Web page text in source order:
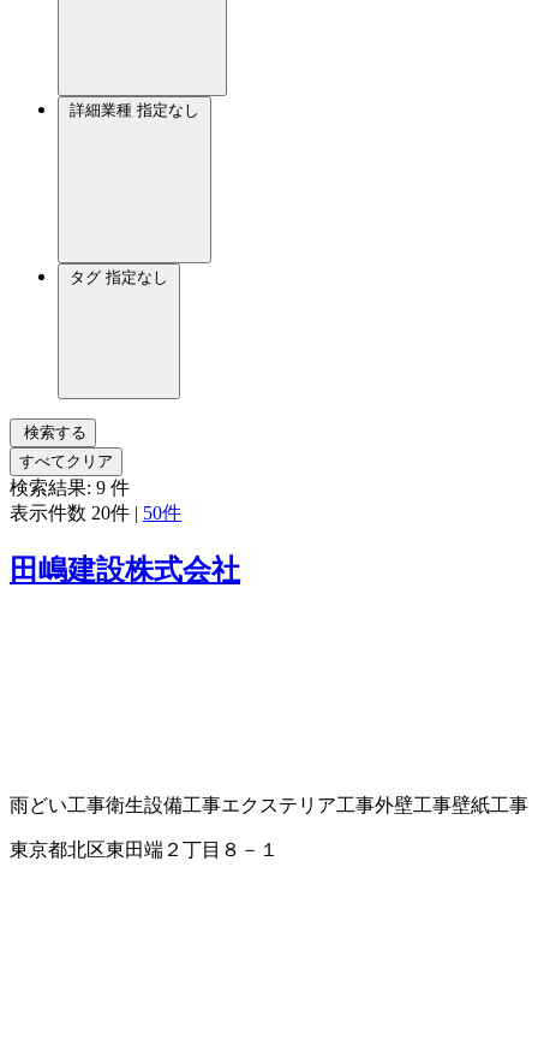
詳細業種 指定なし
タグ 指定なし
検索する
すべてクリア
検索結果: 9 件
表示件数 20件 | 50件
田嶋建設株式会社
雨どい工事衛生設備工事エクステリア工事外壁工事壁紙工事
東京都北区東田端２丁目８－１